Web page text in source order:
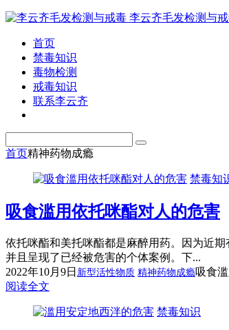
李云齐毛发检测与
首页
禁毒知识
毒物检测
戒毒知识
联系李云齐
首页精神药物成瘾
禁毒知
吸食滥用依托咪酯对人的危害
依托咪酯和美托咪酯都是麻醉用药。因为近
并且呈现了已经被危害的个体案例。下...
2022年10月9日 新型活性物质 精神药物成瘾吸食
阅读全文
禁毒知识